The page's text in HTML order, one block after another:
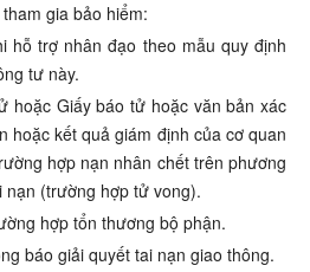
gia bảo hiểm:
hỗ trợ nhân đạo theo mẫu quy định
tư này.
hoặc Giấy báo tử hoặc văn bản xác
hoặc kết quả giám định của cơ quan
hợp nạn nhân chết trên phương
nạn (trường hợp tử vong).
hợp tổn thương bộ phận.
báo giải quyết tai nạn giao thông.